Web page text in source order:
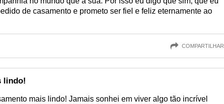
de casamento e prometo ser fiel e feliz eternamente ao
COMPARTILHAR
lindo!
mais lindo! Jamais sonhei em viver algo tão incrível